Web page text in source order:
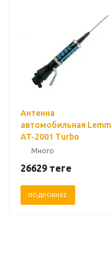
Антенна
автомобильная Lemm
AT-2001 Turbo
Много
26629 теңге
ПОДРОБНЕЕ